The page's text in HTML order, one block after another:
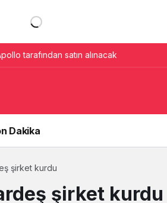
tarafından satın alınacak
Dakika
şirket kurdu
şirket kurdu